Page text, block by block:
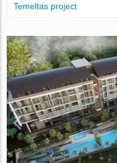
Temeltas project